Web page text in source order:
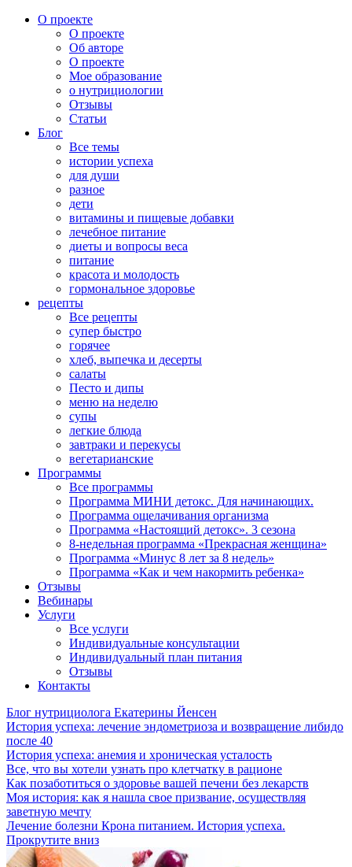
О проекте
О проекте
Об авторе
О проекте
Мое образование
о нутрициологии
Отзывы
Статьи
Блог
Все темы
истории успеха
для души
разное
дети
витамины и пищевые добавки
лечебное питание
диеты и вопросы веса
питание
красота и молодость
гормональное здоровье
рецепты
Все рецепты
супер быстро
горячее
хлеб, выпечка и десерты
салаты
Песто и дипы
меню на неделю
супы
легкие блюда
завтраки и перекусы
вегетарианские
Программы
Все программы
Программа МИНИ детокс. Для начинающих.
Программа ощелачивания организма
Программа «Настоящий детокс». 3 сезона
8-недельная программа «Прекрасная женщина»
Программа «Минус 8 лет за 8 недель»
Программа «Как и чем накормить ребенка»
Отзывы
Вебинары
Услуги
Все услуги
Индивидуальные консультации
Индивидуальный план питания
Отзывы
Контакты
Блог нутрициолога Екатерины Йенсен
История успеха: лечение эндометриоза и возвращение либидо
после 40
История успеха: анемия и хроническая усталость
Все, что вы хотели узнать про клетчатку в рационе
Как позаботиться о здоровье вашей печени без лекарств
Моя история: как я нашла свое призвание, осуществляя
заветную мечту
Лечение болезни Крона питанием. История успеха.
Прокрутите вниз